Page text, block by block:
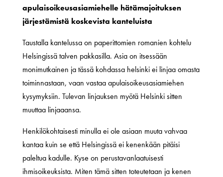
apulaisoikeusasiamiehelle hätämajoituksen
järjestämistä koskevista kanteluista
Taustalla kantelussa on paperittomien romanien kohtelu
Helsingissä talven pakkasilla. Asia on itsessään
monimutkainen ja tässä kohdassa helsinki ei linjaa omasta
toiminnastaan, vaan vastaa apulaisoikeusasiamiehen
kysymyksiin. Tulevan linjauksen myötä Helsinki sitten
muuttaa linjaaansa.
Henkilökohtaisesti minulla ei ole asiaan muuta vahvaa
kantaa kuin se että Helsingissä ei kenenkään pitäisi
paleltua kadulle. Kyse on perustavanlaatuisesti
ihmisoikeuksista. Miten tämä sitten toteutetaan ja kenen